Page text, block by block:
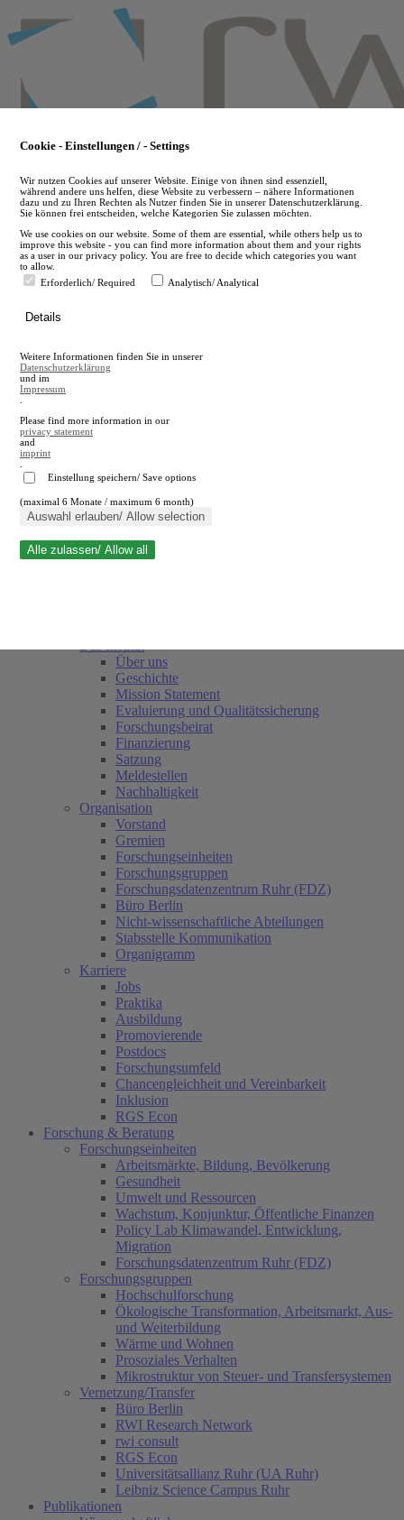
to
main
en
A
A
Suche schließen
Über uns
Geschichte
Mission Statement
Evaluierung und Qualitätssicherung
Forschungsbeirat
Finanzierung
Satzung
Meldestellen
Nachhaltigkeit
Organisation
Vorstand
Gremien
Forschungseinheiten
Forschungsgruppen
Forschungsdatenzentrum Ruhr (FDZ)
Büro Berlin
Nicht-wissenschaftliche Abteilungen
Stabsstelle Kommunikation
Organigramm
Karriere
Jobs
Praktika
Ausbildung
Promovierende
Postdocs
Forschungsumfeld
Chancengleichheit und Vereinbarkeit
Inklusion
RGS Econ
Forschung & Beratung
Forschungseinheiten
Arbeitsmärkte, Bildung, Bevölkerung
Gesundheit
Umwelt und Ressourcen
Wachstum, Konjunktur, Öffentliche Finanzen
Policy Lab Klimawandel, Entwicklung,
Migration
Forschungsdatenzentrum Ruhr (FDZ)
Forschungsgruppen
Hochschulforschung
Ökologische Transformation, Arbeitsmarkt, Aus-
und Weiterbildung
Wärme und Wohnen
Prosoziales Verhalten
Mikrostruktur von Steuer- und Transfersystemen
Vernetzung/Transfer
Büro Berlin
RWI Research Network
rwi consult
RGS Econ
Universitätsallianz Ruhr (UA Ruhr)
Leibniz Science Campus Ruhr
Publikationen
Cookie - Einstellungen / - Settings
Wir nutzen Cookies auf unserer Website. Einige von ihnen sind essenziell,
während andere uns helfen, diese Website zu verbessern – nähere Informationen
dazu und zu Ihren Rechten als Nutzer finden Sie in unserer Datenschutzerklärung.
Sie können frei entscheiden, welche Kategorien Sie zulassen möchten.
We use cookies on our website. Some of them are essential, while others help us to
improve this website - you can find more information about them and your rights
as a user in our privacy policy. You are free to decide which categories you want
to allow.
Erforderlich/ Required
Analytisch/ Analytical
Details
Weitere Informationen finden Sie in unserer
Datenschutzerklärung
und im
Impressum
Please find more information in our
privacy statement
and
imprint
Einstellung speichern/ Save options
(maximal 6 Monate / maximum 6 month)
Auswahl erlauben/ Allow selection
Alle zulassen/ Allow all